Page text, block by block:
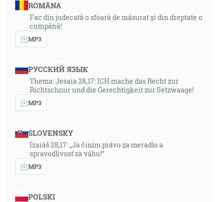
ROMÂNA
Fac din judecată o sfoară de măsurat și din dreptate o
cumpănă!
MP3
РУССКИЙ ЯЗЫК
Thema: Jesaia 28,17: ICH mache das Recht zur
Richtschnur und die Gerechtigkeit zur Setzwaage!
MP3
SLOVENSKY
Izaiáš 28,17: „Ja činím právo za meradlo a
spravodlivosť za váhu!“
MP3
POLSKI